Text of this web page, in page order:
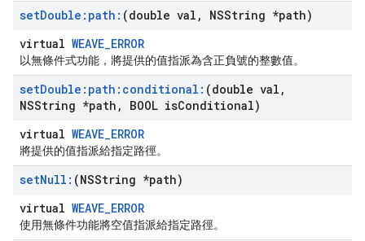
setDouble:path: (double val ,
NSString *path)
virtual WEAVE_ERROR
以無條件式功能，將提供的值指派為含正負號的整數值。
setDouble:path:conditional: (double val ,
NSString *path , BOOL isConditional)
virtual WEAVE_ERROR
將提供的值指派給指定路徑。
setNull: (NSString *path)
virtual WEAVE_ERROR
使用無條件功能將空值指派給指定路徑。